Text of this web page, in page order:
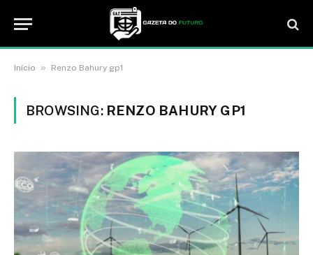
Início » Renzo Bahury gp1
BROWSING: RENZO BAHURY GP1